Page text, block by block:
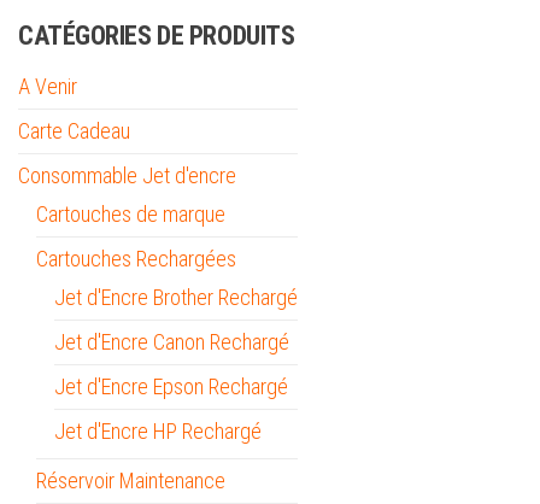
CATÉGORIES DE PRODUITS
A Venir
Carte Cadeau
Consommable Jet d'encre
Cartouches de marque
Cartouches Rechargées
Jet d'Encre Brother Rechargé
Jet d'Encre Canon Rechargé
Jet d'Encre Epson Rechargé
Jet d'Encre HP Rechargé
Réservoir Maintenance